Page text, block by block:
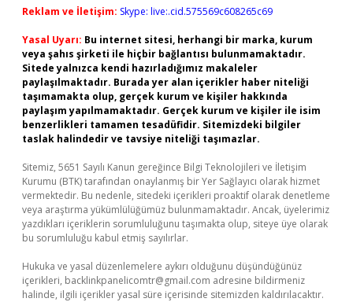
Reklam ve İletişim: Skype: live:.cid.575569c608265c69
Yasal Uyarı: Bu internet sitesi, herhangi bir marka, kurum
veya şahıs şirketi ile hiçbir bağlantısı bulunmamaktadır.
Sitede yalnızca kendi hazırladığımız makaleler
paylaşılmaktadır. Burada yer alan içerikler haber niteliği
taşımamakta olup, gerçek kurum ve kişiler hakkında
paylaşım yapılmamaktadır. Gerçek kurum ve kişiler ile isim
benzerlikleri tamamen tesadüfidir. Sitemizdeki bilgiler
taslak halindedir ve tavsiye niteliği taşımazlar.
Sitemiz, 5651 Sayılı Kanun gereğince Bilgi Teknolojileri ve İletişim
Kurumu (BTK) tarafından onaylanmış bir Yer Sağlayıcı olarak hizmet
vermektedir. Bu nedenle, sitedeki içerikleri proaktif olarak denetleme
veya araştırma yükümlülüğümüz bulunmamaktadır. Ancak, üyelerimiz
yazdıkları içeriklerin sorumluluğunu taşımakta olup, siteye üye olarak
bu sorumluluğu kabul etmiş sayılırlar.
Hukuka ve yasal düzenlemelere aykırı olduğunu düşündüğünüz
içerikleri, backlinkpanelicomtr@gmail.com adresine bildirmeniz
halinde, ilgili içerikler yasal süre içerisinde sitemizden kaldırılacaktır.